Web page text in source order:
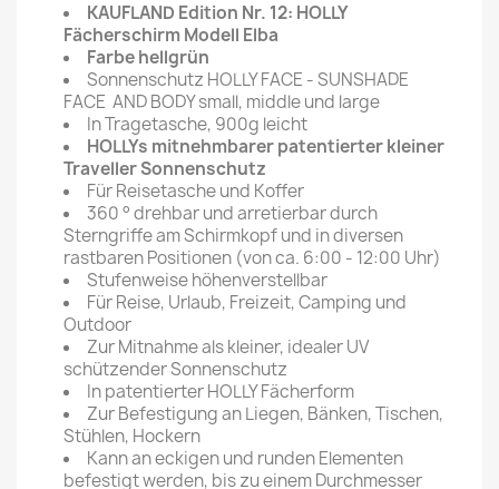
KAUFLAND Edition Nr. 12: HOLLY
Fächerschirm Modell Elba
Farbe hellgrün
Sonnenschutz HOLLY FACE - SUNSHADE
FACE AND BODY small, middle und large
In Tragetasche, 900g leicht
HOLLYs mitnehmbarer patentierter kleiner
Traveller Sonnenschutz
Für Reisetasche und Koffer
360 ° drehbar und arretierbar durch
Sterngriffe am Schirmkopf und in diversen
rastbaren Positionen (von ca. 6:00 - 12:00 Uhr)
Stufenweise höhenverstellbar
Für Reise, Urlaub, Freizeit, Camping und
Outdoor
Zur Mitnahme als kleiner, idealer UV
schützender Sonnenschutz
In patentierter HOLLY Fächerform
Zur Befestigung an Liegen, Bänken, Tischen,
Stühlen, Hockern
Kann an eckigen und runden Elementen
befestigt werden, bis zu einem Durchmesser